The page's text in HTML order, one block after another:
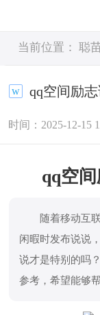
当前位置： 聪
qq空间励
时间：2025-12-15
qq空
随着移动互联
闲暇时发布说说
说才是特别的吗
参考，希望能够